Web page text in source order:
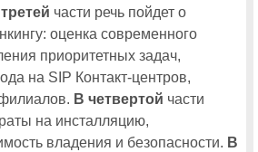
Cisco Connect 2015 центрам обработки
отдельный поток
производства Cisco: коммутаторы Catalyst
2015 узнают как построить эффективный
части речь пойдет о
оценка современного
приоритетных задач,
на SIP Контакт-центров,
В четвертой части
на инсталляцию,
владения и безопасности. В